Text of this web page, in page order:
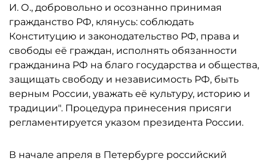
И. О., добровольно и осознанно принимая
гражданство РФ, клянусь: соблюдать
Конституцию и законодательство РФ, права и
свободы её граждан, исполнять обязанности
гражданина РФ на благо государства и общества,
защищать свободу и независимость РФ, быть
верным России, уважать её культуру, историю и
традиции". Процедура принесения присяги
регламентируется указом президента России.
В начале апреля в Петербурге российский